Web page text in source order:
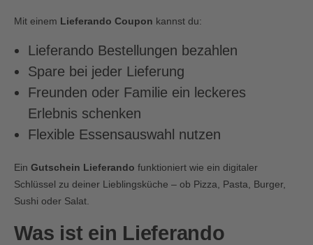
Mit einem Lieferando Coupon kannst du:
Lieferando Bestellungen bezahlen
Spare bei jeder Lieferung
Freunden oder Familie ein leckeres
Erlebnis schenken
Flexible Essensauswahl nutzen
Ein Gutschein Lieferando funktioniert wie ein digitaler
Schlüssel zu deiner Lieblingsküche – ob Pizza, Pasta, Burger,
Sushi oder Salat.
Was ist ein Lieferando